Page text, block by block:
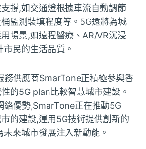
撐,如交通燈根據車流自動調節
監測裝填程度等。5G還將為城
場景,如遠程醫療、AR/VR沉浸
民的生活品質。
務供應商SmarTone正積極參與香
的5G plan比較智慧城市建設。
絡優勢,SmarTone正在推動5G
的建設,運用5G技術提供創新的
來城市發展注入新動能。